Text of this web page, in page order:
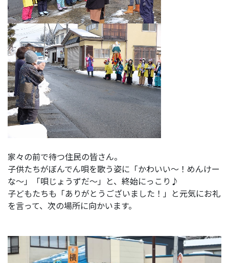
家々の前で待つ住民の皆さん。
子供たちがぼんでん唄を歌う姿に「かわいい～！めんけー
な～」「唄じょうずだ～」と、終始にっこり♪
子どもたちも「ありがとうございました！」と元気にお礼
を言って、次の場所に向かいます。